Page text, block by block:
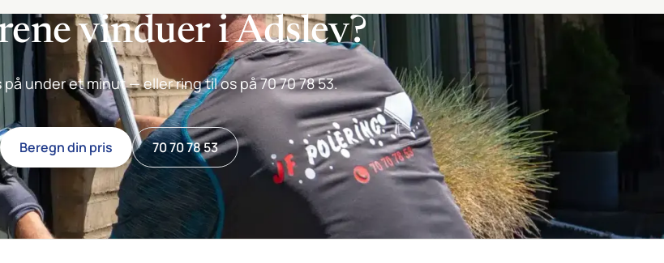
vinduer i Adslev?
under et minut — eller ring til os på 70 70 78 53.
Beregn din pris 70 70 78 53